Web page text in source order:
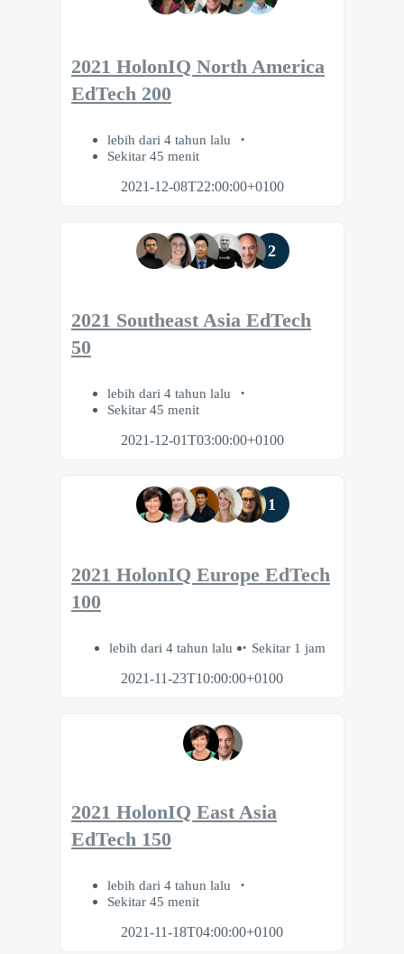
2021 HolonIQ North America
EdTech 200
lebih dari 4 tahun lalu
Sekitar 45 menit
2021-12-08T22:00:00+0100
2
2021 Southeast Asia EdTech
50
lebih dari 4 tahun lalu
Sekitar 45 menit
2021-12-01T03:00:00+0100
1
2021 HolonIQ Europe EdTech
100
lebih dari 4 tahun lalu
Sekitar 1 jam
2021-11-23T10:00:00+0100
2021 HolonIQ East Asia
EdTech 150
lebih dari 4 tahun lalu
Sekitar 45 menit
2021-11-18T04:00:00+0100